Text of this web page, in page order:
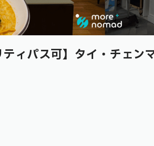
ティパス可】タイ・チェン